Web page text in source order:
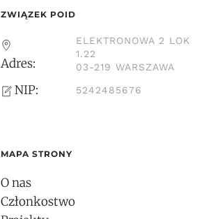
ZWIĄZEK POID
Adres:
ELEKTRONOWA 2 LOK
1.22
03-219 WARSZAWA
NIP: 5242485676
MAPA STRONY
O nas
Członkostwo